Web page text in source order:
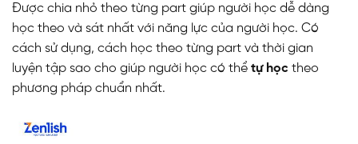
Được chia nhỏ theo từng part giúp người học dễ dàng
học theo và sát nhất với năng lực của người học. Có
cách sử dụng, cách học theo từng part và thời gian
luyện tập sao cho giúp người học có thể tự học theo
phương pháp chuẩn nhất.